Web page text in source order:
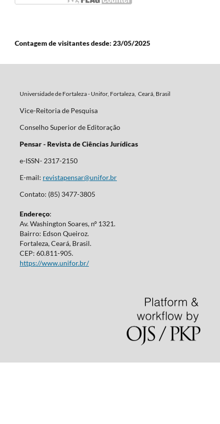
Contagem de visitantes desde: 23/05/2025
Universidade de Fortaleza - Unifor, Fortaleza, Ceará, Brasil
Vice-Reitoria de Pesquisa
Conselho Superior de Editoração
Pensar - Revista de Ciências Jurídicas
e-ISSN- 2317-2150
E-mail: revistapensar@unifor.br
Contato: (85) 3477-3805
Endereço:
Av. Washington Soares, nº 1321.
Bairro: Edson Queiroz.
Fortaleza, Ceará, Brasil.
CEP: 60.811-905.
https://www.unifor.br/